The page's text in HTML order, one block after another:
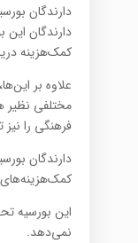
کمک‌هزینه
علاوه بر
مختلفی نظیر
فرهنگی را
دارندگان
کمک‌هزینه‌های
این بورسیه
نمی‌دهد.